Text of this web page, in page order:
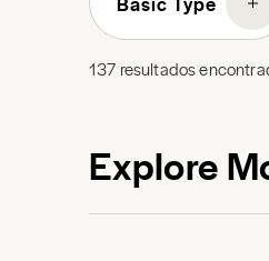
137 resultados
Explore